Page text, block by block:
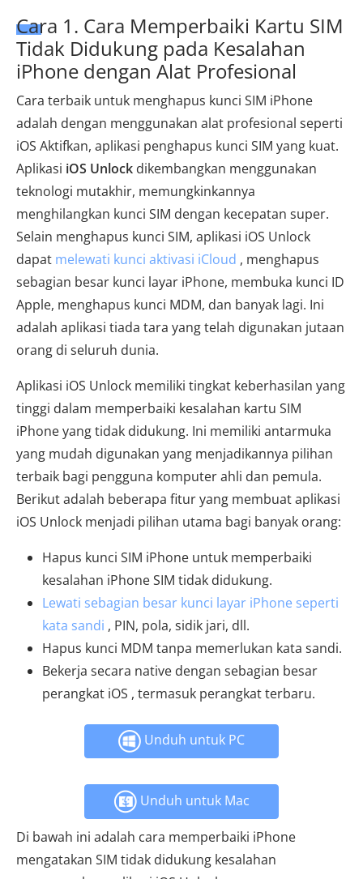
Cara 1. Cara Memperbaiki Kartu SIM
Tidak Didukung pada Kesalahan
iPhone dengan Alat Profesional
Cara terbaik untuk menghapus kunci SIM iPhone
adalah dengan menggunakan alat profesional seperti
iOS Aktifkan, aplikasi penghapus kunci SIM yang kuat.
Aplikasi iOS Unlock dikembangkan menggunakan
teknologi mutakhir, memungkinkannya
menghilangkan kunci SIM dengan kecepatan super.
Selain menghapus kunci SIM, aplikasi iOS Unlock
dapat melewati kunci aktivasi iCloud , menghapus
sebagian besar kunci layar iPhone, membuka kunci ID
Apple, menghapus kunci MDM, dan banyak lagi. Ini
adalah aplikasi tiada tara yang telah digunakan jutaan
orang di seluruh dunia.
Aplikasi iOS Unlock memiliki tingkat keberhasilan yang
tinggi dalam memperbaiki kesalahan kartu SIM
iPhone yang tidak didukung. Ini memiliki antarmuka
yang mudah digunakan yang menjadikannya pilihan
terbaik bagi pengguna komputer ahli dan pemula.
Berikut adalah beberapa fitur yang membuat aplikasi
iOS Unlock menjadi pilihan utama bagi banyak orang:
Hapus kunci SIM iPhone untuk memperbaiki
kesalahan iPhone SIM tidak didukung.
Lewati sebagian besar kunci layar iPhone seperti
kata sandi , PIN, pola, sidik jari, dll.
Hapus kunci MDM tanpa memerlukan kata sandi.
Bekerja secara native dengan sebagian besar
perangkat iOS , termasuk perangkat terbaru.
Unduh untuk PC
Unduh untuk Mac
Di bawah ini adalah cara memperbaiki iPhone
mengatakan SIM tidak didukung kesalahan